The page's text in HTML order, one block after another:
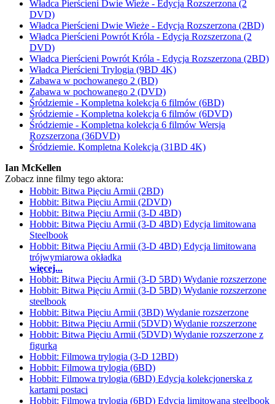
Władca Pierścieni Dwie Wieże - Edycja Rozszerzona (2
DVD)
Władca Pierścieni Dwie Wieże - Edycja Rozszerzona (2BD)
Władca Pierścieni Powrót Króla - Edycja Rozszerzona (2
DVD)
Władca Pierścieni Powrót Króla - Edycja Rozszerzona (2BD)
Władca Pierścieni Trylogia (9BD 4K)
Zabawa w pochowanego 2 (BD)
Zabawa w pochowanego 2 (DVD)
Śródziemie - Kompletna kolekcja 6 filmów (6BD)
Śródziemie - Kompletna kolekcja 6 filmów (6DVD)
Śródziemie - Kompletna kolekcja 6 filmów Wersja
Rozszerzona (36DVD)
Śródziemie. Kompletna Kolekcja (31BD 4K)
Ian McKellen
Zobacz inne filmy tego aktora:
Hobbit: Bitwa Pięciu Armii (2BD)
Hobbit: Bitwa Pięciu Armii (2DVD)
Hobbit: Bitwa Pięciu Armii (3-D 4BD)
Hobbit: Bitwa Pięciu Armii (3-D 4BD) Edycja limitowana
Steelbook
Hobbit: Bitwa Pięciu Armii (3-D 4BD) Edycja limitowana
trójwymiarowa okładka
więcej...
Hobbit: Bitwa Pięciu Armii (3-D 5BD) Wydanie rozszerzone
Hobbit: Bitwa Pięciu Armii (3-D 5BD) Wydanie rozszerzone
steelbook
Hobbit: Bitwa Pięciu Armii (3BD) Wydanie rozszerzone
Hobbit: Bitwa Pięciu Armii (5DVD) Wydanie rozszerzone
Hobbit: Bitwa Pięciu Armii (5DVD) Wydanie rozszerzone z
figurką
Hobbit: Filmowa trylogia (3-D 12BD)
Hobbit: Filmowa trylogia (6BD)
Hobbit: Filmowa trylogia (6BD) Edycja kolekcjonerska z
kartami postaci
Hobbit: Filmowa trylogia (6BD) Edycja limitowana steelbook